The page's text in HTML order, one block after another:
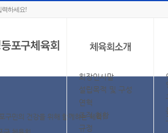
회장인사말
설립목적 및 구성
연혁
조직 현황
규정